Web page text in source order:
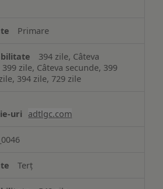
Primare
394 zile, Câteva
zile, Câteva secunde, 399
394 zile, 729 zile
adtlgc.com
Terț